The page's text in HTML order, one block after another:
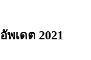
เดต 2021